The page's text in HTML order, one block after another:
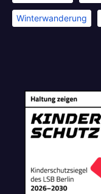
Winterwanderung